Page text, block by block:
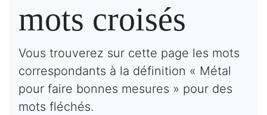
mots croisés
Vous trouverez sur cette page les mots
correspondants à la définition « Métal
pour faire bonnes mesures » pour des
mots fléchés.